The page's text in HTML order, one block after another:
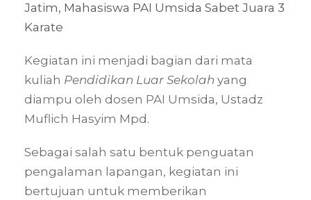
Jatim, Mahasiswa PAI Umsida Sabet Juara 3
Karate
Kegiatan ini menjadi bagian dari mata
kuliah Pendidikan Luar Sekolah yang
diampu oleh dosen PAI Umsida, Ustadz
Muflich Hasyim Mpd.
Sebagai salah satu bentuk penguatan
pengalaman lapangan, kegiatan ini
bertujuan untuk memberikan